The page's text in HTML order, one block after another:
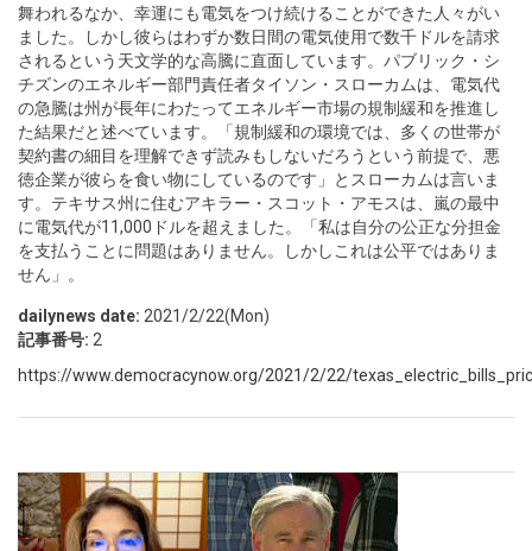
舞われるなか、幸運にも電気をつけ続けることができた人々がい
ました。しかし彼らはわずか数日間の電気使用で数千ドルを請求
されるという天文学的な高騰に直面しています。パブリック・シ
チズンのエネルギー部門責任者タイソン・スローカムは、電気代
の急騰は州が長年にわたってエネルギー市場の規制緩和を推進し
た結果だと述べています。「規制緩和の環境では、多くの世帯が
契約書の細目を理解できず読みもしないだろうという前提で、悪
徳企業が彼らを食い物にしているのです」とスローカムは言いま
す。テキサス州に住むアキラー・スコット・アモスは、嵐の最中
に電気代が11,000ドルを超えました。「私は自分の公正な分担金
を支払うことに問題はありません。しかしこれは公平ではありま
せん」。
dailynews date: 2021/2/22(Mon)
記事番号: 2
https://www.democracynow.org/2021/2/22/